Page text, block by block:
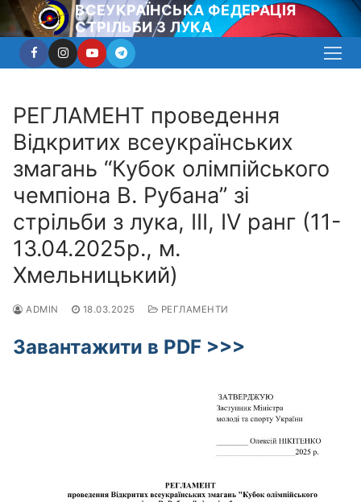
Перейти
до
вмісту
ВСЕУКРАЇНСЬКА ФЕДЕРАЦІЯ
СТРІЛЬБИ З ЛУКА
РЕГЛАМЕНТ проведення
Відкритих всеукраїнських
змагань “Кубок олімпійського
чемпіона В. Рубана” зі
стрільби з лука, ІІІ, IV ранг (11-
13.04.2025р., м.
Хмельницький)
ADMIN 18.03.2025 РЕГЛАМЕНТИ
Завантажити в PDF >>>